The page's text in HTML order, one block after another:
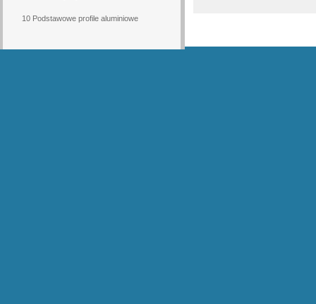
10 Podstawowe profile aluminiowe